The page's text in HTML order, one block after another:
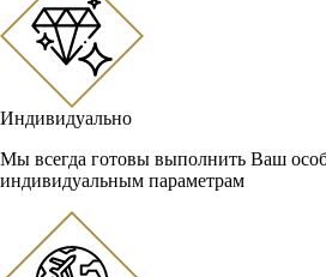
Индивидуально
Мы всегда готовы выполнить Ваш
индивидуальным параметрам